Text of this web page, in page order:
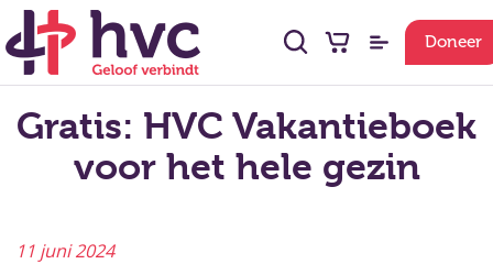
Doneer
Gratis: HVC Vakantieboek
voor het hele gezin
11 juni 2024